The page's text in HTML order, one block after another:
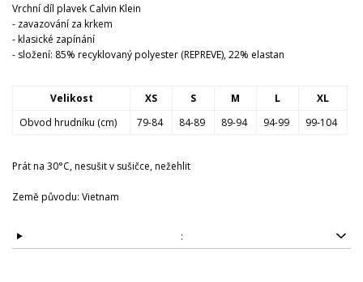
Vrchní díl plavek Calvin Klein
- zavazování za krkem
- klasické zapínání
- složení: 85% recyklovaný polyester (REPREVE), 22% elastan
Velikost XS S M L
XL
Obvod hrudníku (cm)
79-84 84-89 89-94 94-99 99-104
Prát na 30°C, nesušit v sušičce, nežehlit
Země původu: Vietnam
: